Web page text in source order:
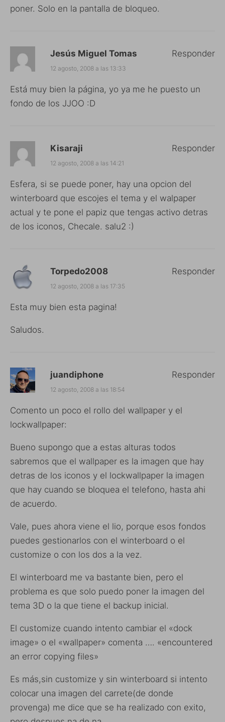
poner. Solo en la pantalla de bloqueo.
Jesús Miguel Tomas
12 agosto, 2008 a las 13:33
Está muy bien la página, yo ya me he puesto un
fondo de los JJOO :D
Responder
Kisaraji
12 agosto, 2008 a las 14:21
Esfera, si se puede poner, hay una opcion del
winterboard que escojes el tema y el walpaper
actual y te pone el papiz que tengas activo detras
de los iconos, Checale. salu2 :)
Responder
Torpedo2008
12 agosto, 2008 a las 17:35
Esta muy bien esta pagina!
Saludos.
Responder
juandiphone
12 agosto, 2008 a las 18:54
Comento un poco el rollo del wallpaper y el
lockwallpaper:
Bueno supongo que a estas alturas todos
sabremos que el wallpaper es la imagen que hay
detras de los iconos y el lockwallpaper la imagen
que hay cuando se bloquea el telefono, hasta ahi
de acuerdo.
Vale, pues ahora viene el lio, porque esos fondos
puedes gestionarlos con el winterboard o el
customize o con los dos a la vez.
El winterboard me va bastante bien, pero el
problema es que solo puedo poner la imagen del
tema 3D o la que tiene el backup inicial.
El customize cuando intento cambiar el «dock
image» o el «wallpaper» comenta …. «encountered
an error copying files»
Es más,sin customize y sin winterboard si intento
colocar una imagen del carrete(de donde
provenga) me dice que se ha realizado con exito,
Responder